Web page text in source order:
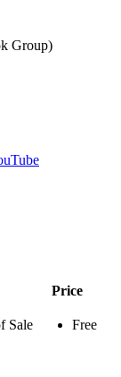
Group)
Price
Sale Free